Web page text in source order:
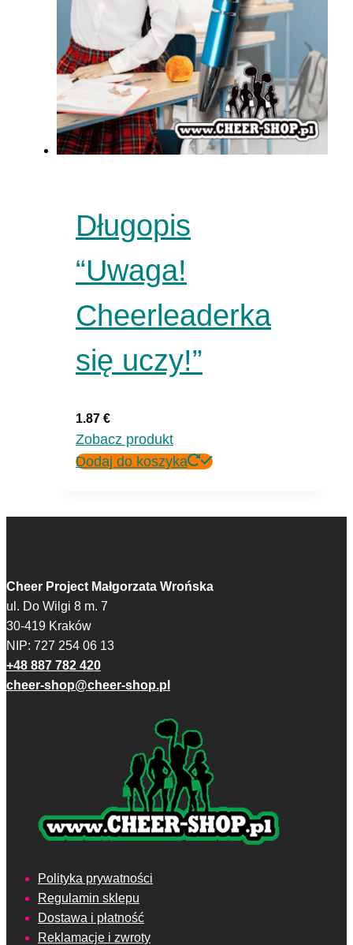
Długopis
“Uwaga!
Cheerleaderka
się uczy!”
1.87 €
Zobacz produkt
Dodaj do koszyka
Cheer Project Małgorzata Wrońska
ul. Do Wilgi 8 m. 7
30-419 Kraków
NIP: 727 254 06 13
+48 887 782 420
cheer-shop@cheer-shop.pl
Polityka prywatności
Regulamin sklepu
Dostawa i płatność
Reklamacje i zwroty